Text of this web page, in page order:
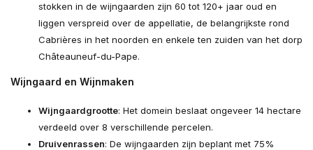
stokken in de wijngaarden zijn 60 tot 120+ jaar oud en
liggen verspreid over de appellatie, de belangrijkste rond
Cabrières in het noorden en enkele ten zuiden van het dorp
Châteauneuf-du-Pape.
Wijngaard en Wijnmaken
Wijngaardgrootte: Het domein beslaat ongeveer 14 hectare
verdeeld over 8 verschillende percelen.
Druivenrassen: De wijngaarden zijn beplant met 75%